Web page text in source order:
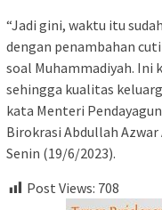
“Jadi gini, waktu itu
dengan penambahan
soal Muhammadiyah. Ini
sehingga kualitas
kata Menteri
Birokrasi Abdullah
Senin (19/6/2023).
Post Views: 708